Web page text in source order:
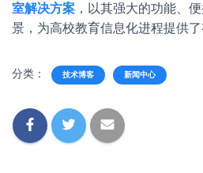
室解决方案 ，以其强大的功能、
景，为高校教育信息化进程提供了
分类： 技术博客 新闻中心